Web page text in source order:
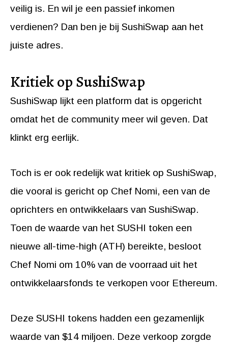
veilig is. En wil je een passief inkomen
verdienen? Dan ben je bij SushiSwap aan het
juiste adres.
Kritiek op SushiSwap
SushiSwap lijkt een platform dat is opgericht
omdat het de community meer wil geven. Dat
klinkt erg eerlijk.
Toch is er ook redelijk wat kritiek op SushiSwap,
die vooral is gericht op Chef Nomi, een van de
oprichters en ontwikkelaars van SushiSwap.
Toen de waarde van het SUSHI token een
nieuwe all-time-high (ATH) bereikte, besloot
Chef Nomi om 10% van de voorraad uit het
ontwikkelaarsfonds te verkopen voor Ethereum.
Deze SUSHI tokens hadden een gezamenlijk
waarde van $14 miljoen. Deze verkoop zorgde